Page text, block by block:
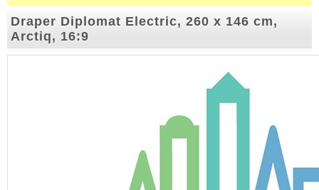
Draper Diplomat Electric, 260 x 146 cm,
Arctiq, 16:9